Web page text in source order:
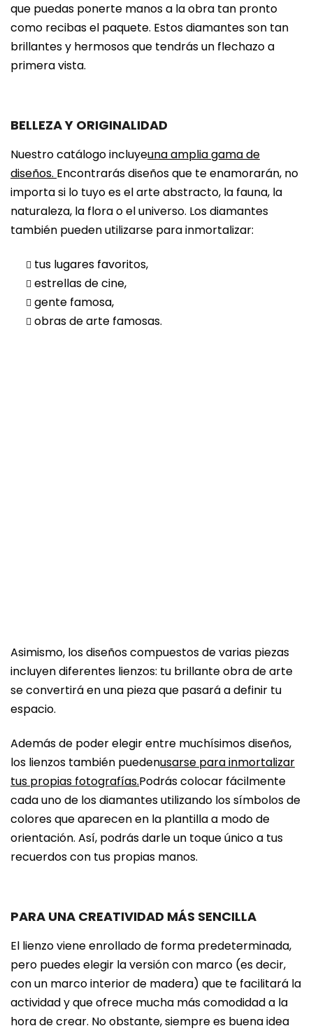
que puedas ponerte manos a la obra tan pronto
como recibas el paquete. Estos diamantes son tan
brillantes y hermosos que tendrás un flechazo a
primera vista.
BELLEZA Y ORIGINALIDAD
Nuestro catálogo incluyeuna amplia gama de
diseños. Encontrarás diseños que te enamorarán, no
importa si lo tuyo es el arte abstracto, la fauna, la
naturaleza, la flora o el universo. Los diamantes
también pueden utilizarse para inmortalizar:
tus lugares favoritos,
estrellas de cine,
gente famosa,
obras de arte famosas.
Asimismo, los diseños compuestos de varias piezas
incluyen diferentes lienzos: tu brillante obra de arte
se convertirá en una pieza que pasará a definir tu
espacio.
Además de poder elegir entre muchísimos diseños,
los lienzos también puedenusarse para inmortalizar
tus propias fotografías.Podrás colocar fácilmente
cada uno de los diamantes utilizando los símbolos de
colores que aparecen en la plantilla a modo de
orientación. Así, podrás darle un toque único a tus
recuerdos con tus propias manos.
PARA UNA CREATIVIDAD MÁS SENCILLA
El lienzo viene enrollado de forma predeterminada,
pero puedes elegir la versión con marco (es decir,
con un marco interior de madera) que te facilitará la
actividad y que ofrece mucha más comodidad a la
hora de crear. No obstante, siempre es buena idea